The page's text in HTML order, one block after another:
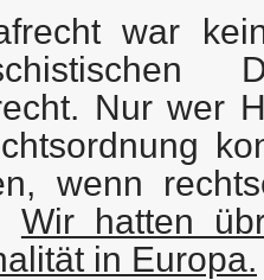
war
Nur wer
wenn
Wir hatten
in Europa.